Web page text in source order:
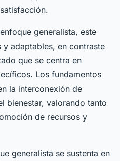
generalista, este
y adaptables, en contraste
que se centra en
Los fundamentos
la interconexión de
bienestar, valorando tanto
de recursos y
generalista se sustenta en